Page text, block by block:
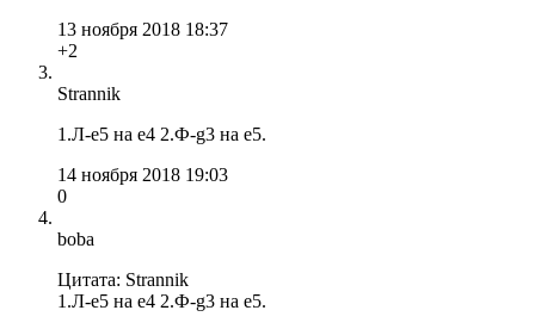
13 ноября 2018 18:37
+2
Strannik
1.Л-е5 на е4 2.Ф-g3 на е5.
14 ноября 2018 19:03
0
boba
Цитата: Strannik
1.Л-е5 на е4 2.Ф-g3 на е5.